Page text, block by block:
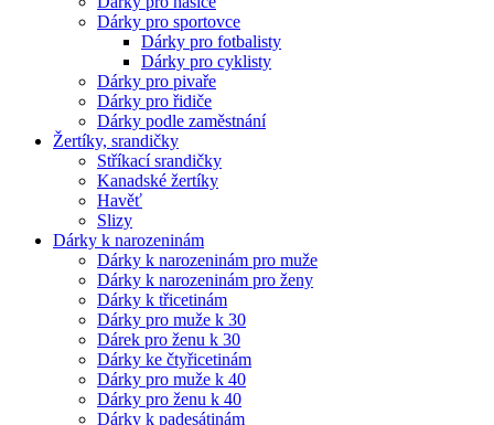
Dárky pro sportovce
Dárky pro fotbalisty
Dárky pro cyklisty
Dárky pro pivaře
Dárky pro řidiče
Dárky podle zaměstnání
Žertíky, srandičky
Stříkací srandičky
Kanadské žertíky
Havěť
Slizy
Dárky k narozeninám
Dárky k narozeninám pro muže
Dárky k narozeninám pro ženy
Dárky k třicetinám
Dárky pro muže k 30
Dárek pro ženu k 30
Dárky ke čtyřicetinám
Dárky pro muže k 40
Dárky pro ženu k 40
Dárky k padesátinám